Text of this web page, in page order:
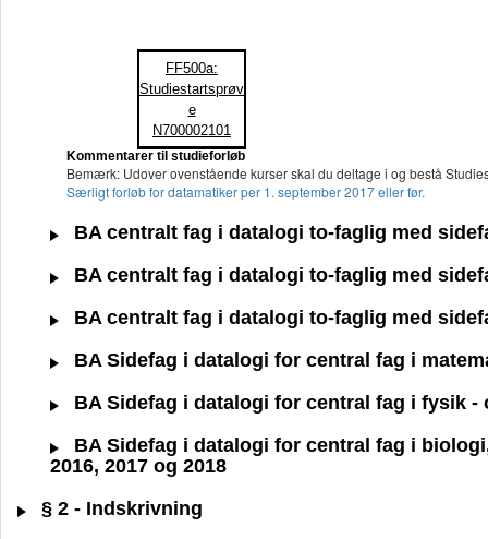
FF500a:
Studiestartsprøv
e
N700002101
Kommentarer til studieforløb
Bemærk: Udover ovenstående kurser skal du deltage i og bestå
Særligt forløb for datamatiker per 1. september 2017 eller før.
BA centralt fag i datalogi to-faglig med
BA centralt fag i datalogi to-faglig med
BA centralt fag i datalogi to-faglig med
BA Sidefag i datalogi for central fag i
BA Sidefag i datalogi for central fag i fysik -
BA Sidefag i datalogi for central fag i
2016, 2017 og 2018
§ 2 - Indskrivning